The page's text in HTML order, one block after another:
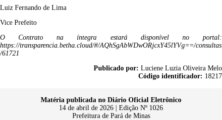
Luiz Fernando de Lima
Vice Prefeito
O Contrato na íntegra estará disponível no portal:
https://transparencia.betha.cloud/#/AQhSgAbWDwORjcxY45lYVg==/consultas
/61721
Publicado por: Luciene Luzia Oliveira Melo
Código identificador: 18217
Matéria publicada no Diário Oficial Eletrônico
14 de abril de 2026 | Edição Nº 1026
Prefeitura de Pará de Minas